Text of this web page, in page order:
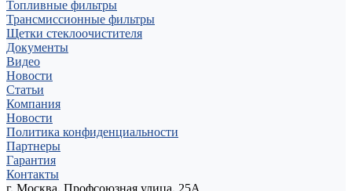
Топливные фильтры
Трансмиссионные фильтры
Щетки стеклоочистителя
Документы
Видео
Новости
Статьи
Компания
Новости
Политика конфиденциальности
Партнеры
Гарантия
Контакты
г. Москва, Профсоюзная улица, 25А